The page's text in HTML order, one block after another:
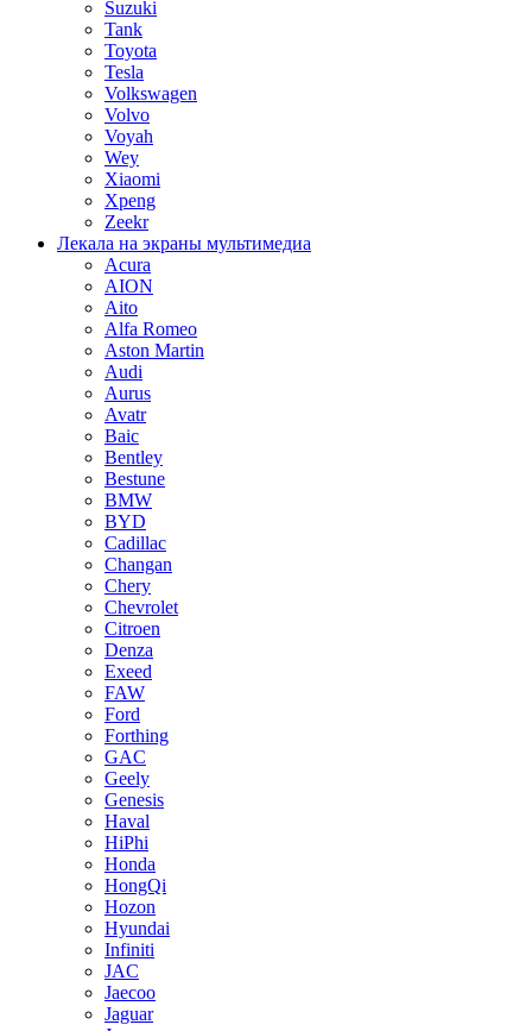
Suzuki
Tank
Toyota
Tesla
Volkswagen
Volvo
Voyah
Wey
Xiaomi
Xpeng
Zeekr
Лекала на экраны мультимедиа
Acura
AION
Aito
Alfa Romeo
Aston Martin
Audi
Aurus
Avatr
Baic
Bentley
Bestune
BMW
BYD
Cadillac
Changan
Chery
Chevrolet
Citroen
Denza
Exeed
FAW
Ford
Forthing
GAC
Geely
Genesis
Haval
HiPhi
Honda
HongQi
Hozon
Hyundai
Infiniti
JAC
Jaecoo
Jaguar